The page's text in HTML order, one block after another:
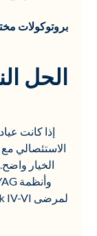
بروتوكولات
الحل
إذا كانت
الاستئصالي
الخيار
لمرضى Fitzpatrick IV-VI. ال